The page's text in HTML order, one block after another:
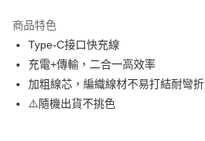
Apple Pay
街口支付
悠遊付
商品特色
Type-C接口快充線
充電+傳輸，二合一高效率
加粗線芯，編織線材不易打結耐彎折
⚠️隨機出貨不挑色